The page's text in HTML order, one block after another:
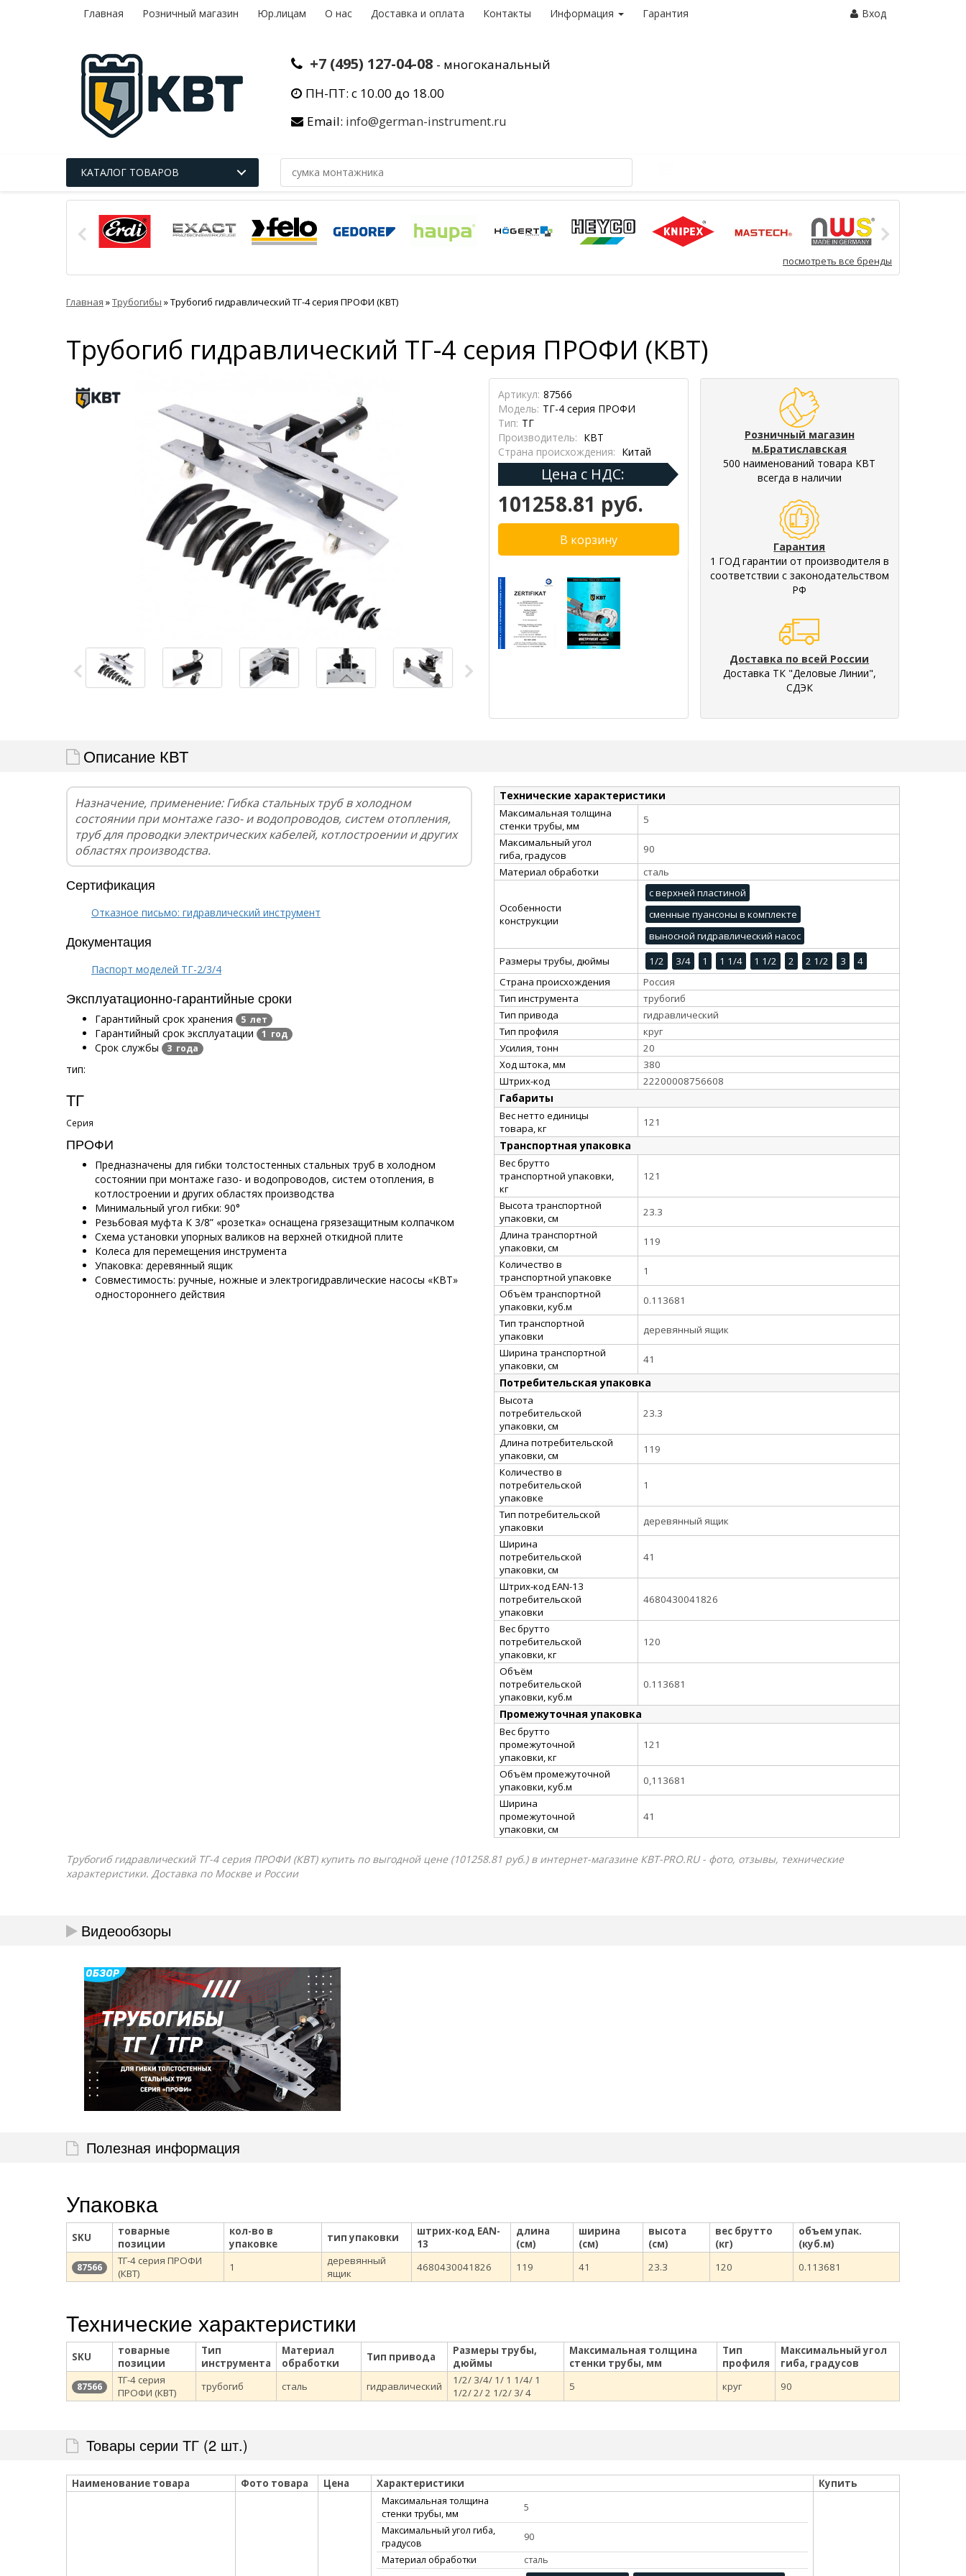
Главная Розничный магазин Юр.лицам О нас Доставка и оплата Контакты Информация Гарантия Вход
+7 (495) 127-04-08 - многоканальный
ПН-ПТ: с 10.00 до 18.00
Email: info@german-instrument.ru
КАТАЛОГ ТОВАРОВ
посмотреть все бренды
Главная »Трубогибы »Трубогиб гидравлический ТГ-4 серия ПРОФИ (КВТ)
Трубогиб гидравлический ТГ-4 серия ПРОФИ (КВТ)
Артикул: 87566
Модель: ТГ-4 серия ПРОФИ
Тип: ТГ
Производитель: КВТ
Страна происхождения: Китай
Цена с НДС:
101258.81 руб.
Розничный магазин
м.Братиславская
500 наименований товара КВТ
всегда в наличии
Гарантия
1 ГОД гарантии от производителя в
соответствии с законодательством
РФ
Доставка по всей России
Доставка ТК "Деловые Линии",
СДЭК
Описание КВТ
Назначение, применение: Гибка стальных труб в холодном
состоянии при монтаже газо- и водопроводов, систем отопления,
труб для проводки электрических кабелей, котлостроении и других
областях производства.
Сертификация
Отказное письмо: гидравлический инструмент
Документация
Паспорт моделей ТГ-2/3/4
Эксплуатационно-гарантийные сроки
Гарантийный срок хранения 5 лет
Гарантийный срок эксплуатации 1 год
Срок службы 3 года
тип:
ТГ
Серия
ПРОФИ
Предназначены для гибки толстостенных стальных труб в холодном
состоянии при монтаже газо- и водопроводов, систем отопления, в
котлостроении и других областях производства
Минимальный угол гибки: 90°
Резьбовая муфта К 3/8” «розетка» оснащена грязезащитным колпачком
Схема установки упорных валиков на верхней откидной плите
Колеса для перемещения инструмента
Упаковка: деревянный ящик
Совместимость: ручные, ножные и электрогидравлические насосы «КВТ»
одностороннего действия
Технические характеристики
Максимальная толщина
стенки трубы, мм
5
Максимальный угол
гиба, градусов
90
Материал обработки
сталь
Особенности
конструкции
с верхней пластиной
сменные пуансоны в комплекте
выносной гидравлический насос
Размеры трубы, дюймы
1/2 3/4 1 1 1/4 1 1/2 2 2 1/2 3
4
Страна происхождения
Россия
Тип инструмента
трубогиб
Тип привода
гидравлический
Тип профиля
круг
Усилия, тонн
20
Ход штока, мм
380
Штрих-код
22200008756608
Габариты
Вес нетто единицы
товара, кг
121
Транспортная упаковка
Вес брутто
транспортной упаковки,
кг
121
Высота транспортной
упаковки, см
23.3
Длина транспортной
упаковки, см
119
Количество в
транспортной упаковке
1
Объём транспортной
упаковки, куб.м
0.113681
Тип транспортной
упаковки
деревянный ящик
Ширина транспортной
упаковки, см
41
Потребительская упаковка
Высота
потребительской
упаковки, см
23.3
Длина потребительской
упаковки, см
119
Количество в
потребительской
упаковке
1
Тип потребительской
упаковки
деревянный ящик
Ширина
потребительской
упаковки, см
41
Штрих-код EAN-13
потребительской
упаковки
4680430041826
Вес брутто
потребительской
упаковки, кг
120
Объём
потребительской
упаковки, куб.м
0.113681
Промежуточная упаковка
Вес брутто
промежуточной
упаковки, кг
121
Объём промежуточной
упаковки, куб.м
0,113681
Ширина
промежуточной
упаковки, см
41
Трубогиб гидравлический ТГ-4 серия ПРОФИ (КВТ) купить по выгодной цене (101258.81 руб.) в интернет-магазине КВТ-PRO.RU - фото, отзывы, технические
характеристики. Доставка по Москве и России
Видеообзоры
Полезная информация
Упаковка
SKU
товарные
позиции
кол-во в
упаковке
тип упаковки
штрих-код EAN-
13
длина
(см)
ширина
(см)
высота
(см)
вес брутто
(кг)
объем упак.
(куб.м)
87566
ТГ-4 серия ПРОФИ
(КВТ)
1
деревянный
ящик
4680430041826 119 41 23.3 120 0.113681
Технические характеристики
SKU
товарные
позиции
Тип
инструмента
Материал
обработки
Тип привода
Размеры трубы,
дюймы
Максимальная толщина
стенки трубы, мм
Тип
профиля
Максимальный угол
гиба, градусов
87566
ТГ-4 серия
ПРОФИ (КВТ)
трубогиб сталь гидравлический
1/2/ 3/4/ 1/ 1 1/4/ 1
1/2/ 2/ 2 1/2/ 3/ 4
5 круг 90
Товары серии ТГ (2 шт.)
Наименование товара Фото товара Цена Характеристики Купить
Максимальная толщина
стенки трубы, мм
5
Максимальный угол гиба,
градусов
90
Материал обработки
сталь